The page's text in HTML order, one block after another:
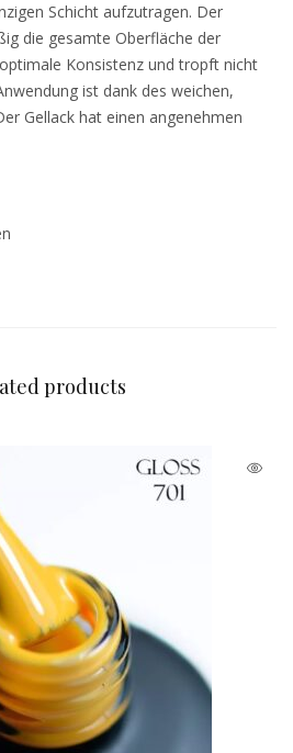
Schicht aufzutragen. Der
die gesamte Oberfläche der
Konsistenz und tropft nicht
ist dank des weichen,
Gellack hat einen angenehmen
products